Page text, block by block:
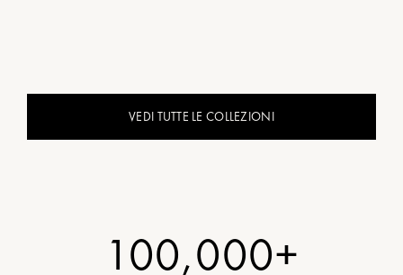
VEDI TUTTE LE COLLEZIONI
100,000+